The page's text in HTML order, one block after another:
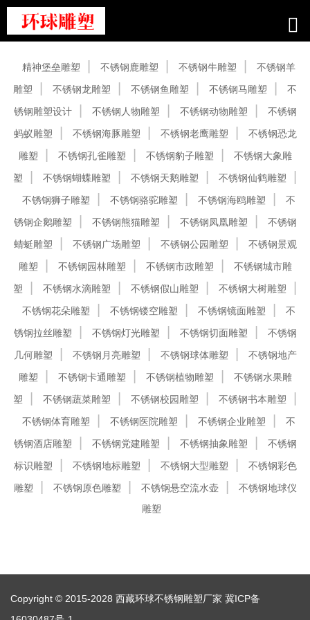
精神堡垒雕塑 不锈钢鹿雕塑 不锈钢牛雕塑
不锈钢羊
雕塑
不锈钢龙雕塑 不锈钢鱼雕塑 不锈钢马雕塑
不
锈钢雕塑设计
不锈钢人物雕塑 不锈钢动物雕塑
不锈钢
蚂蚁雕塑
不锈钢海豚雕塑 不锈钢老鹰雕塑
不锈钢恐龙
雕塑
不锈钢孔雀雕塑 不锈钢豹子雕塑
不锈钢大象雕
塑
不锈钢蝴蝶雕塑 不锈钢天鹅雕塑
不锈钢仙鹤雕塑
不锈钢狮子雕塑
不锈钢骆驼雕塑 不锈钢海鸥雕塑
不
锈钢企鹅雕塑
不锈钢熊猫雕塑 不锈钢凤凰雕塑
不锈钢
蜻蜓雕塑
不锈钢广场雕塑 不锈钢公园雕塑
不锈钢景观
雕塑
不锈钢园林雕塑 不锈钢市政雕塑
不锈钢城市雕
塑
不锈钢水滴雕塑 不锈钢假山雕塑
不锈钢大树雕塑
不锈钢花朵雕塑
不锈钢镂空雕塑 不锈钢镜面雕塑
不
锈钢拉丝雕塑
不锈钢灯光雕塑 不锈钢切面雕塑
不锈钢
几何雕塑
不锈钢月亮雕塑 不锈钢球体雕塑
不锈钢地产
雕塑
不锈钢卡通雕塑 不锈钢植物雕塑
不锈钢水果雕
塑
不锈钢蔬菜雕塑 不锈钢校园雕塑
不锈钢书本雕塑
不锈钢体育雕塑
不锈钢医院雕塑 不锈钢企业雕塑
不
锈钢酒店雕塑
不锈钢党建雕塑 不锈钢抽象雕塑
不锈钢
标识雕塑
不锈钢地标雕塑 不锈钢大型雕塑
不锈钢彩色
雕塑
不锈钢原色雕塑 不锈钢悬空流水壶
不锈钢地球仪
雕塑
Copyright © 2015-2028 西藏环球不锈钢雕塑厂家 冀ICP备